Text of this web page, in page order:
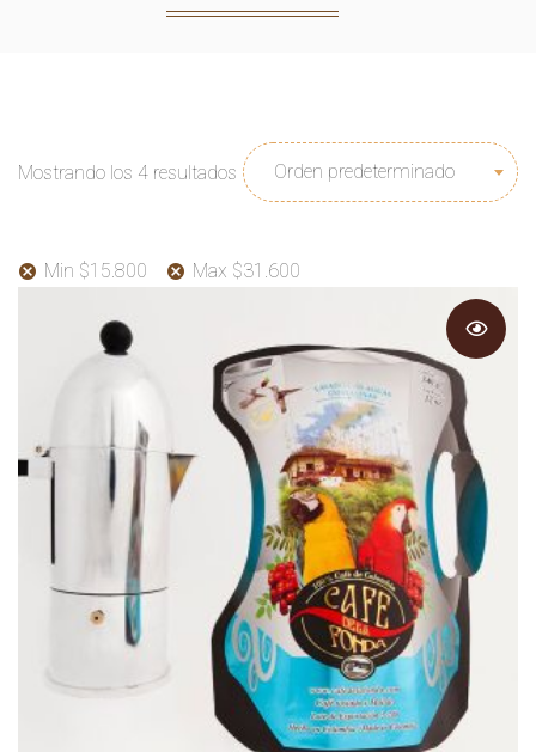
Mostrando los 4 resultados Orden predeterminado
Min $15.800 Max $31.600